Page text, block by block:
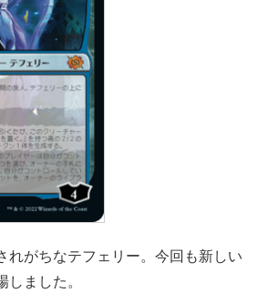
れがちなテフェリー。今回も新しい
しました。